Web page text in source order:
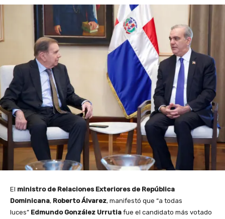
El ministro de Relaciones Exteriores de República
Dominicana, Roberto Álvarez, manifestó que “a todas
luces” Edmundo González Urrutia fue el candidato más votado